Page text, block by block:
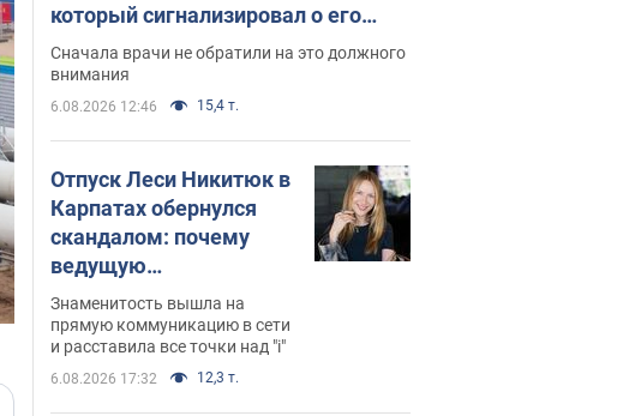
который сигнализировал о его
"агрессивном" раке
Сначала врачи не обратили на это должного
внимания
6.08.2026 12:46 15,4 т.
Отпуск Леси Никитюк в
Карпатах обернулся
скандалом: почему
ведущую
несправедливо
захейтили
Знаменитость вышла на
прямую коммуникацию в сети
и расставила все точки над "i"
6.08.2026 17:32 12,3 т.